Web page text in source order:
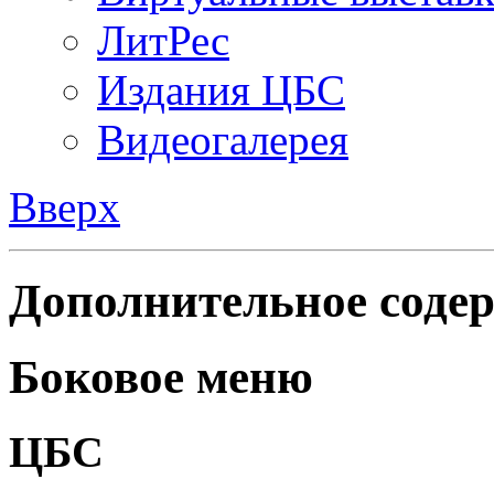
ЛитРес
Издания ЦБС
Видеогалерея
Вверх
Дополнительное
Боковое меню
ЦБС